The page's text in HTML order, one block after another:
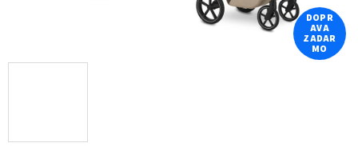
DOPR
AVA
ZADAR
MO